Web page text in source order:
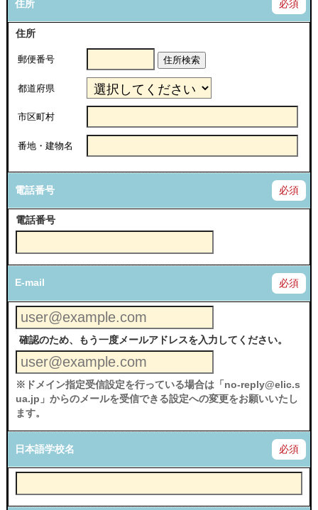
住所 必須
住所
郵便番号 住所検索
都道府県
市区町村
番地・建物名
電話番号 必須
電話番号
E-mail 必須
確認のため、もう一度メールアドレスを入力してください。
※ドメイン指定受信設定を行っている場合は「no-reply@elic.s
ua.jp」からのメールを受信できる設定への変更をお願いいたし
ます。
日本語学校名 必須